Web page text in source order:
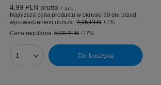
4,99 PLN brutto / szt.
Najniższa cena produktu w okresie 30 dni przed
wprowadzeniem obniżki: 4,95 PLN +1%
Cena regularna: 5,99 PLN -17%
Ilość produktów Do koszyka